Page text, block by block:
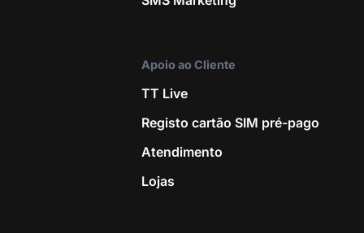
Apoio ao Cliente
TT Live
Registo cartão SIM pré-pago
Atendimento
Lojas